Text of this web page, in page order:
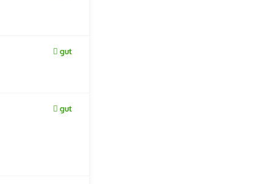
gut
gut